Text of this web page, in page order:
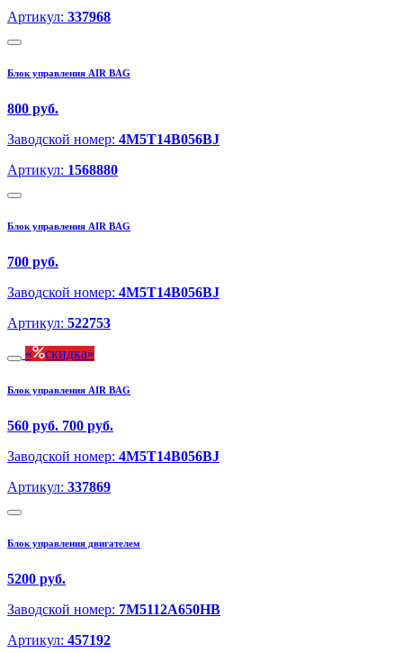
Артикул: 337968
Блок управления AIR BAG
800 руб.
Заводской номер: 4M5T14B056BJ
Артикул: 1568880
Блок управления AIR BAG
700 руб.
Заводской номер: 4M5T14B056BJ
Артикул: 522753
скидка
Блок управления AIR BAG
560 руб. 700 руб.
Заводской номер: 4M5T14B056BJ
Артикул: 337869
Блок управления двигателем
5200 руб.
Заводской номер: 7M5112A650HB
Артикул: 457192